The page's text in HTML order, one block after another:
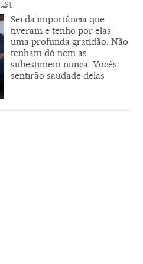
EST
Sei da importância que
tiveram e tenho por elas
uma profunda gratidão. Não
tenham dó nem as
subestimem nunca. Vocês
sentirão saudade delas